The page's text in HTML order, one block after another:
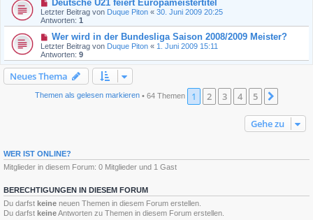
Deutsche U21 feiert Europameistertitel
Letzter Beitrag von Duque Piton « 30. Juni 2009 20:25
Antworten: 1
Wer wird in der Bundesliga Saison 2008/2009 Meister?
Letzter Beitrag von Duque Piton « 1. Juni 2009 15:11
Antworten: 9
Neues Thema
Themen als gelesen markieren • 64 Themen 1 2 3 4 5
Gehe zu
WER IST ONLINE?
Mitglieder in diesem Forum: 0 Mitglieder und 1 Gast
BERECHTIGUNGEN IN DIESEM FORUM
Du darfst keine neuen Themen in diesem Forum erstellen.
Du darfst keineAntworten zu Themen in diesem Forum erstellen.